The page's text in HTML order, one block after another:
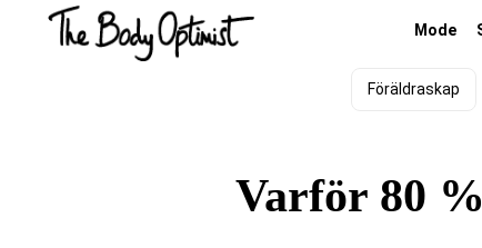
Mode
Föräldraskap
Varför 80